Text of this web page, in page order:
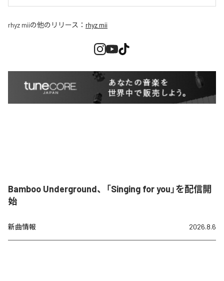
rhyz miiの他のリリース： rhyz mii
Bamboo Underground、「Singing for you」を配信開
始
新曲情報 2026.8.6